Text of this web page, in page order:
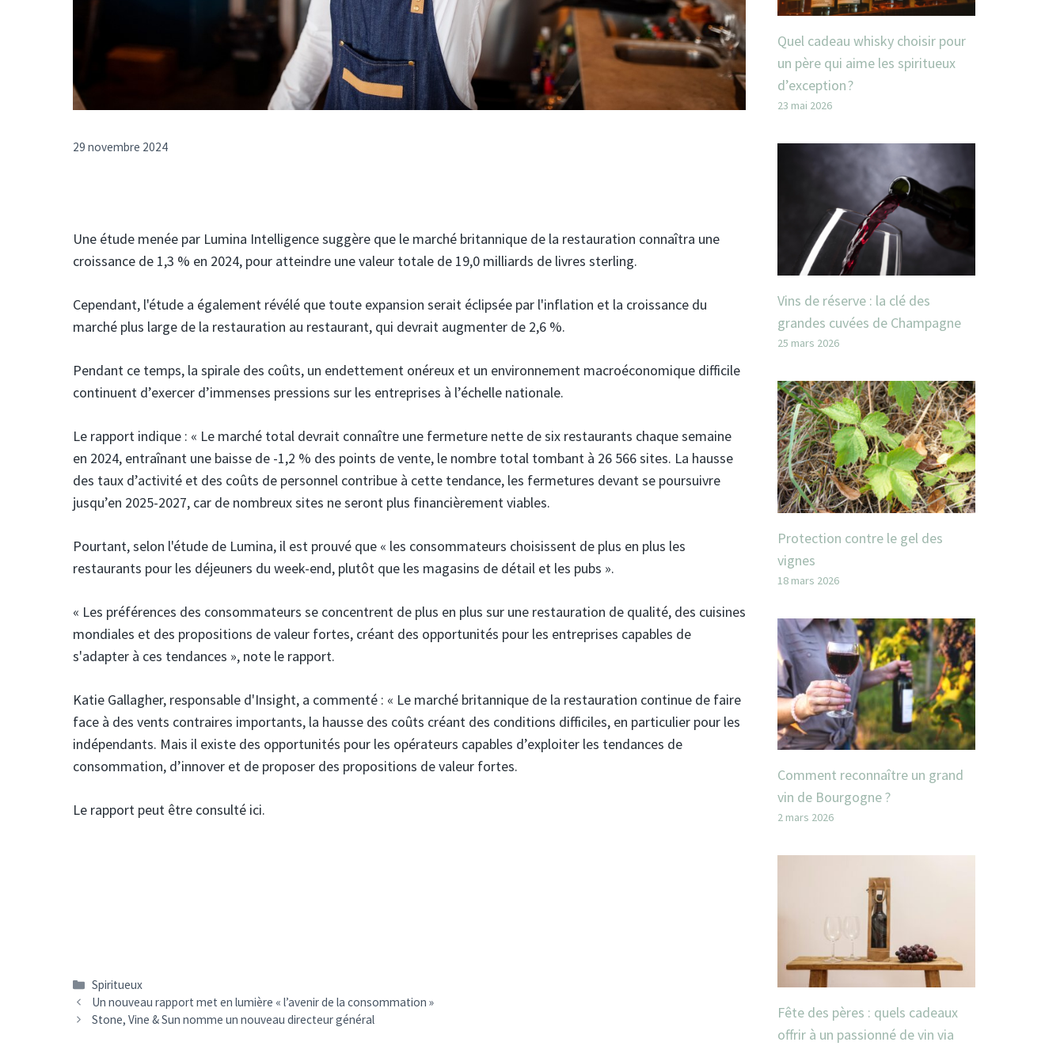
29 novembre 2024
Une étude menée par Lumina Intelligence suggère que le marché britannique de la restauration connaîtra une
croissance de 1,3 % en 2024, pour atteindre une valeur totale de 19,0 milliards de livres sterling.
Cependant, l'étude a également révélé que toute expansion serait éclipsée par l'inflation et la croissance du
marché plus large de la restauration au restaurant, qui devrait augmenter de 2,6 %.
Pendant ce temps, la spirale des coûts, un endettement onéreux et un environnement macroéconomique difficile
continuent d’exercer d’immenses pressions sur les entreprises à l’échelle nationale.
Le rapport indique : « Le marché total devrait connaître une fermeture nette de six restaurants chaque semaine
en 2024, entraînant une baisse de -1,2 % des points de vente, le nombre total tombant à 26 566 sites. La hausse
des taux d’activité et des coûts de personnel contribue à cette tendance, les fermetures devant se poursuivre
jusqu’en 2025-2027, car de nombreux sites ne seront plus financièrement viables.
Pourtant, selon l'étude de Lumina, il est prouvé que « les consommateurs choisissent de plus en plus les
restaurants pour les déjeuners du week-end, plutôt que les magasins de détail et les pubs ».
« Les préférences des consommateurs se concentrent de plus en plus sur une restauration de qualité, des cuisines
mondiales et des propositions de valeur fortes, créant des opportunités pour les entreprises capables de
s'adapter à ces tendances », note le rapport.
Katie Gallagher, responsable d'Insight, a commenté : « Le marché britannique de la restauration continue de faire
face à des vents contraires importants, la hausse des coûts créant des conditions difficiles, en particulier pour les
indépendants. Mais il existe des opportunités pour les opérateurs capables d’exploiter les tendances de
consommation, d’innover et de proposer des propositions de valeur fortes.
Le rapport peut être consulté ici.
Catégories
Spiritueux
Navigation
des
Un nouveau rapport met en lumière « l’avenir de la consommation »
Stone, Vine & Sun nomme un nouveau directeur général
Quel cadeau whisky choisir pour
un père qui aime les spiritueux
d’exception ?
23 mai 2026
Vins de réserve : la clé des
grandes cuvées de Champagne
25 mars 2026
Protection contre le gel des
vignes
18 mars 2026
Comment reconnaître un grand
vin de Bourgogne ?
2 mars 2026
Fête des pères : quels cadeaux
offrir à un passionné de vin via